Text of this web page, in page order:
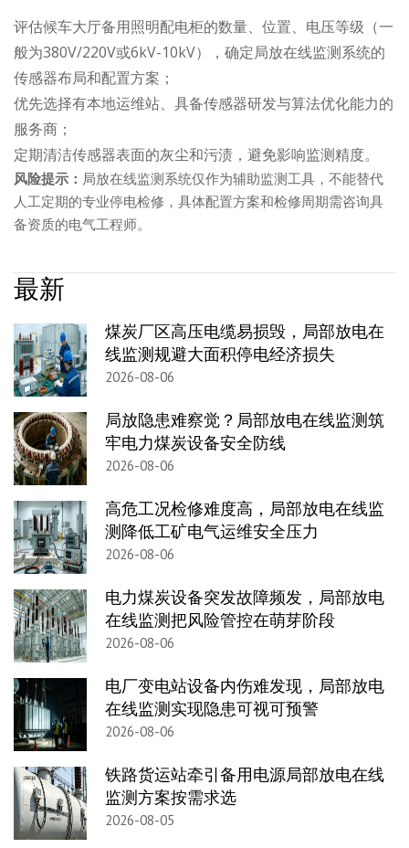
评估候车大厅备用照明配电柜的数量、位置、电压等级（一
般为380V/220V或6kV-10kV），确定局放在线监测系统的
传感器布局和配置方案；
优先选择有本地运维站、具备传感器研发与算法优化能力的
服务商；
定期清洁传感器表面的灰尘和污渍，避免影响监测精度。
风险提示： 局放在线监测系统仅作为辅助监测工具，不能替代
人工定期的专业停电检修，具体配置方案和检修周期需咨询具
备资质的电气工程师。
最新
煤炭厂区高压电缆易损毁，局部放电在
线监测规避大面积停电经济损失
2026-08-06
局放隐患难察觉？局部放电在线监测筑
牢电力煤炭设备安全防线
2026-08-06
高危工况检修难度高，局部放电在线监
测降低工矿电气运维安全压力
2026-08-06
电力煤炭设备突发故障频发，局部放电
在线监测把风险管控在萌芽阶段
2026-08-06
电厂变电站设备内伤难发现，局部放电
在线监测实现隐患可视可预警
2026-08-06
铁路货运站牵引备用电源局部放电在线
监测方案按需求选
2026-08-05